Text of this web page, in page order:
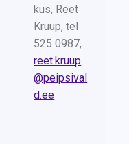
kus, Reet
Kruup, tel
525 0987,
reet.kruup
@peipsival
d.ee